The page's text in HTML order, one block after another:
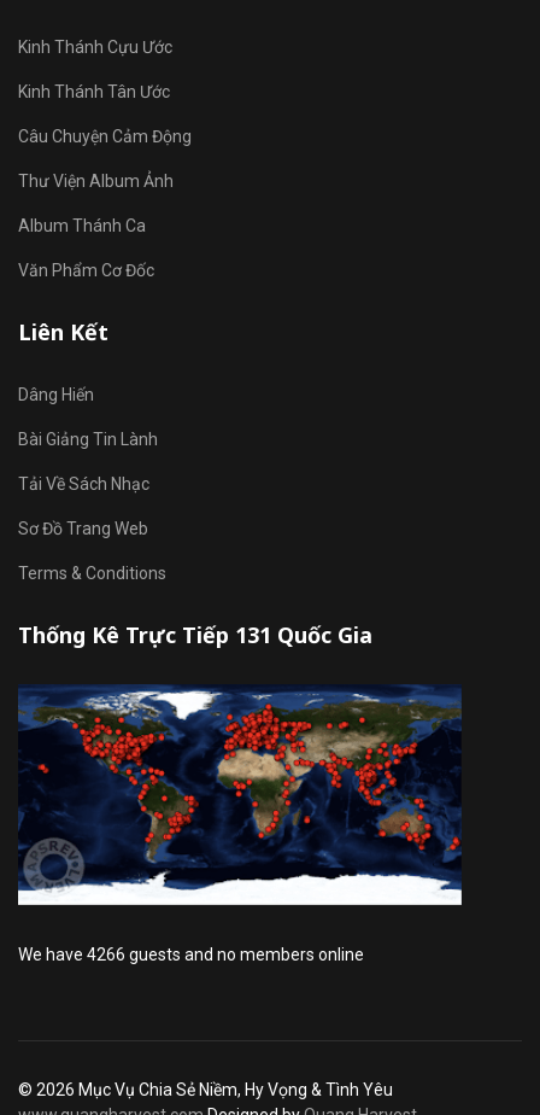
Kinh Thánh Cựu Ước
Kinh Thánh Tân Ước
Câu Chuyện Cảm Động
Thư Viện Album Ảnh
Album Thánh Ca
Văn Phẩm Cơ Đốc
Liên Kết
Dâng Hiến
Bài Giảng Tin Lành
Tải Về Sách Nhạc
Sơ Đồ Trang Web
Terms & Conditions
Thống Kê Trực Tiếp 131 Quốc Gia
We have 4266 guests and no members online
© 2026 Mục Vụ Chia Sẻ Niềm, Hy Vọng & Tình Yêu